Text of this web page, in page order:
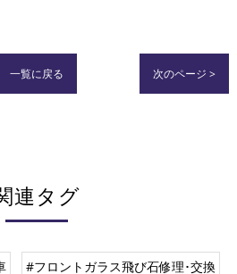
一覧に戻る 次のページ >
連タグ
#フロントガラス飛び石修理･交換